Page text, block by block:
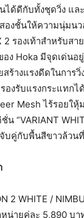
ได้ดีกับทั้งชุดวิ่ง แ
องชั้นให้ความนุ่มน
2 รองเท้าสำหรับสา
อง Hoka มีจุดเด่นอ
ร้างแรงดีดในการ
องรับแรงกระแทกไ
Mesh ไร้รอยใหุ้
น “VARIANT
บคู่กับพื้นสีขาวล้วนที่
2 WHITE /
หน่ายคู่ละ 5,890 บา